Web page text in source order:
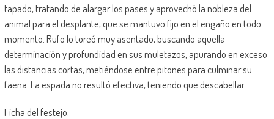
tapado, tratando de alargar los pases y aprovechó la nobleza del
animal para el desplante, que se mantuvo fijo en el engaño en todo
momento. Rufo lo toreó muy asentado, buscando aquella
determinación y profundidad en sus muletazos, apurando en exceso
las distancias cortas, metiéndose entre pitones para culminar su
faena. La espada no resultó efectiva, teniendo que descabellar.
Ficha del festejo: